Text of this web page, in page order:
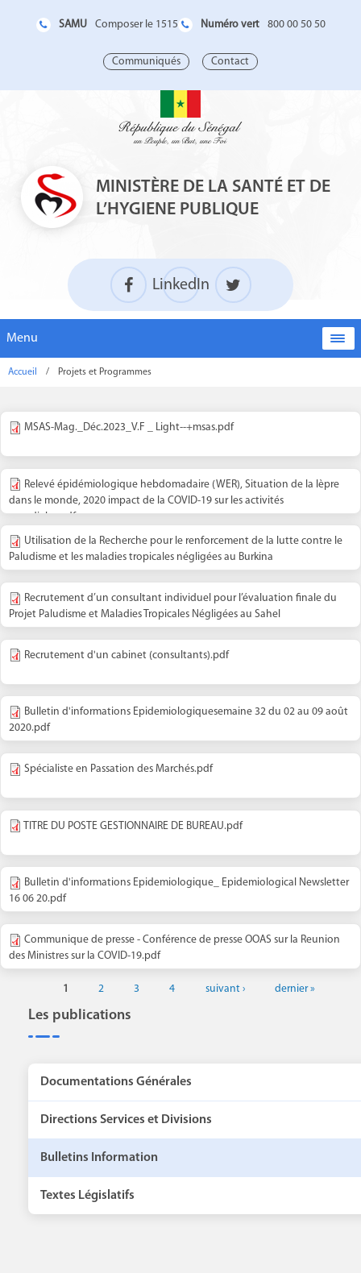
SAMU Composer le 1515 Numéro vert 800 00 50 50
Communiqués Contact
MINISTÈRE DE LA SANTÉ ET DE
L’HYGIENE PUBLIQUE
LinkedIn
Menu
Accueil / Projets et Programmes
MSAS-Mag._Déc.2023_V.F _ Light--+msas.pdf
Relevé épidémiologique hebdomadaire (WER), Situation de la lèpre
dans le monde, 2020 impact de la COVID-19 sur les activités
mondiales.pdf
Utilisation de la Recherche pour le renforcement de la lutte contre le
Paludisme et les maladies tropicales négligées au Burkina
Recrutement d’un consultant individuel pour l’évaluation finale du
Projet Paludisme et Maladies Tropicales Négligées au Sahel
Recrutement d'un cabinet (consultants).pdf
Bulletin d'informations Epidemiologiquesemaine 32 du 02 au 09 août
2020.pdf
Spécialiste en Passation des Marchés.pdf
TITRE DU POSTE GESTIONNAIRE DE BUREAU.pdf
Bulletin d'informations Epidemiologique_ Epidemiological Newsletter
16 06 20.pdf
Communique de presse - Conférence de presse OOAS sur la Reunion
des Ministres sur la COVID-19.pdf
1 2 3 4 suivant › dernier »
Les publications
Documentations Générales
Directions Services et Divisions
Bulletins Information
Textes Législatifs